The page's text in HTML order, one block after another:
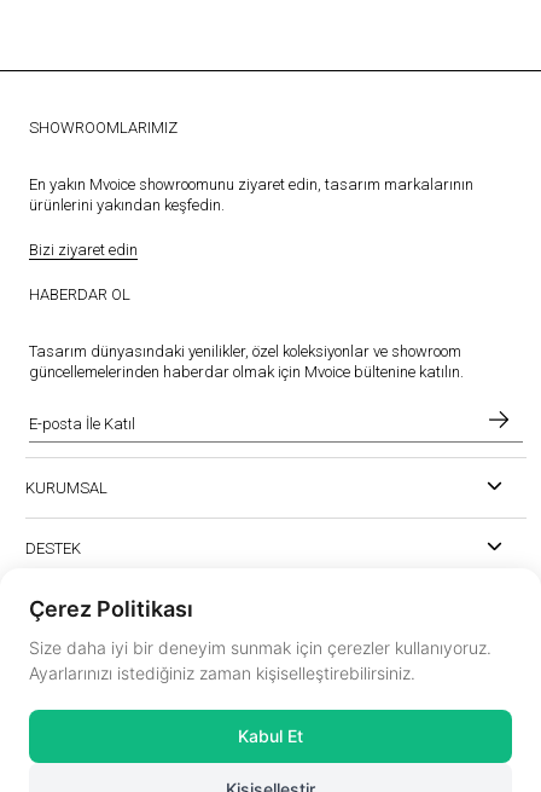
SHOWROOMLARIMIZ
En yakın Mvoice showroomunu ziyaret edin, tasarım markalarının
ürünlerini yakından keşfedin.
Bizi ziyaret edin
HABERDAR OL
Tasarım dünyasındaki yenilikler, özel koleksiyonlar ve showroom
güncellemelerinden haberdar olmak için Mvoice bültenine katılın.
KURUMSAL
DESTEK
instagram.com/mvoiceinterior
mvoice@mvoicemobilya.com
Çerez Politikası
Size daha iyi bir deneyim sunmak için çerezler kullanıyoruz.
Ayarlarınızı istediğiniz zaman kişiselleştirebilirsiniz.
Kabul Et